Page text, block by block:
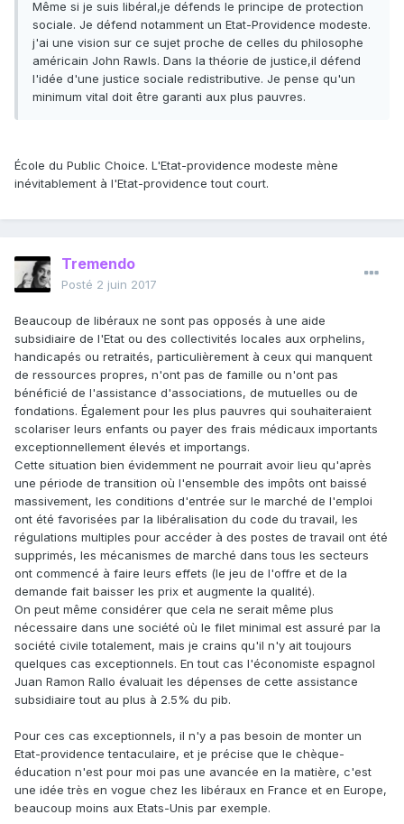
Même si je suis libéral,je défends le principe de protection
sociale. Je défend notamment un Etat-Providence modeste.
j'ai une vision sur ce sujet proche de celles du philosophe
américain John Rawls. Dans la théorie de justice,il défend
l'idée d'une justice sociale redistributive. Je pense qu'un
minimum vital doit être garanti aux plus pauvres.
École du Public Choice. L'Etat-providence modeste mène
inévitablement à l'Etat-providence tout court.
Tremendo
Posté 2 juin 2017
Beaucoup de libéraux ne sont pas opposés à une aide
subsidiaire de l'Etat ou des collectivités locales aux orphelins,
handicapés ou retraités, particulièrement à ceux qui manquent
de ressources propres, n'ont pas de famille ou n'ont pas
bénéficié de l'assistance d'associations, de mutuelles ou de
fondations. Également pour les plus pauvres qui souhaiteraient
scolariser leurs enfants ou payer des frais médicaux importants
exceptionnellement élevés et importangs.
Cette situation bien évidemment ne pourrait avoir lieu qu'après
une période de transition où l'ensemble des impôts ont baissé
massivement, les conditions d'entrée sur le marché de l'emploi
ont été favorisées par la libéralisation du code du travail, les
régulations multiples pour accéder à des postes de travail ont été
supprimés, les mécanismes de marché dans tous les secteurs
ont commencé à faire leurs effets (le jeu de l'offre et de la
demande fait baisser les prix et augmente la qualité).
On peut même considérer que cela ne serait même plus
nécessaire dans une société où le filet minimal est assuré par la
société civile totalement, mais je crains qu'il n'y ait toujours
quelques cas exceptionnels. En tout cas l'économiste espagnol
Juan Ramon Rallo évaluait les dépenses de cette assistance
subsidiaire tout au plus à 2.5% du pib.
Pour ces cas exceptionnels, il n'y a pas besoin de monter un
Etat-providence tentaculaire, et je précise que le chèque-
éducation n'est pour moi pas une avancée en la matière, c'est
une idée très en vogue chez les libéraux en France et en Europe,
beaucoup moins aux Etats-Unis par exemple.